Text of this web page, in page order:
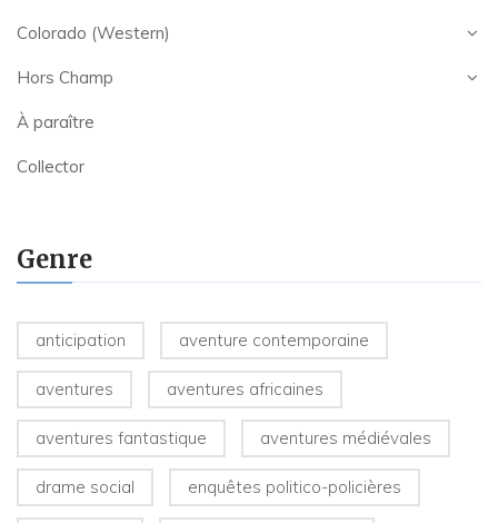
Colorado (Western)
Hors Champ
À paraître
Collector
Genre
anticipation aventure contemporaine
aventures aventures africaines
aventures fantastique aventures médiévales
drame social enquêtes politico-policières